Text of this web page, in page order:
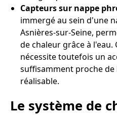
Capteurs sur nappe
immergé au sein d'une
Asnières-sur-Seine,
de chaleur grâce à l'eau.
nécessite toutefois un
suffisamment proche
réalisable.
Le système de